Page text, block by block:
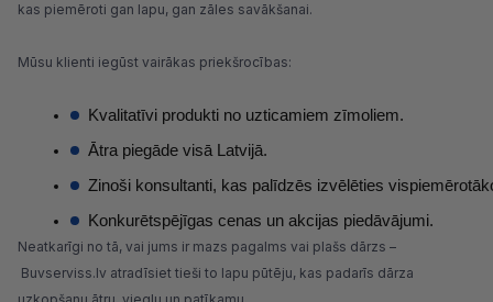
kas piemēroti gan lapu, gan zāles savākšanai.
Mūsu klienti iegūst vairākas priekšrocības:
Kvalitatīvi produkti no uzticamiem zīmoliem.
Ātra piegāde visā Latvijā.
Zinoši konsultanti, kas palīdzēs izvēlēties
Konkurētspējīgas cenas un akcijas piedāvājumi.
Neatkarīgi no tā, vai jums ir mazs pagalms vai plašs dārzs –
Buvserviss.lv atradīsiet tieši to lapu pūtēju, kas padarīs dārza